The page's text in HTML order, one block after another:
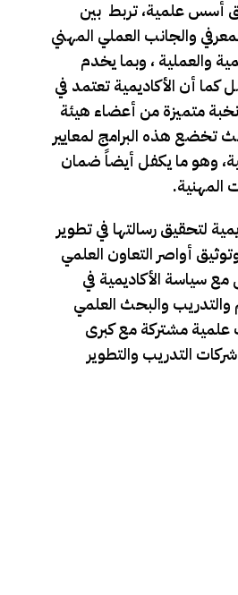
أسس علمية، تربط بين
والجانب العملي المهني
والعملية ، وبما يخدم
أن الأكاديمية تعتمد في
متميزة من أعضاء هيئة
تخضع هذه البرامج لمعايير
وهو ما يكفل أيضاً ضمان
المهنية.
لتحقيق رسالتها في تطوير
أواصر التعاون العلمي
مع سياسة الأكاديمية في
والتدريب والبحث العلمي
علمية مشتركة مع كبرى
التدريب والتطوير